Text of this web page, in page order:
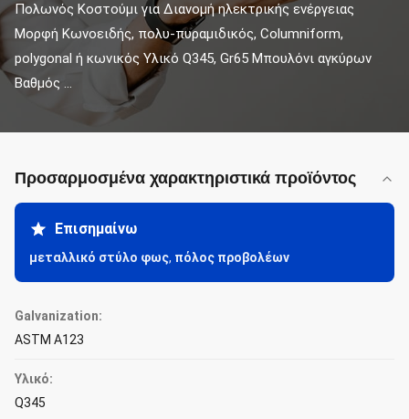
Πολωνός Κοστούμι για Διανομή ηλεκτρικής ενέργειας
Μορφή Κωνοειδής, πολυ-πυραμιδικός, Columniform,
polygonal ή κωνικός Υλικό Q345, Gr65 Μπουλόνι αγκύρων
Βαθμός ...
Προσαρμοσμένα χαρακτηριστικά προϊόντος
Επισημαίνω
μεταλλικό στύλο φως, πόλος προβολέων
Galvanization:
ASTM A123
Υλικό:
Q345